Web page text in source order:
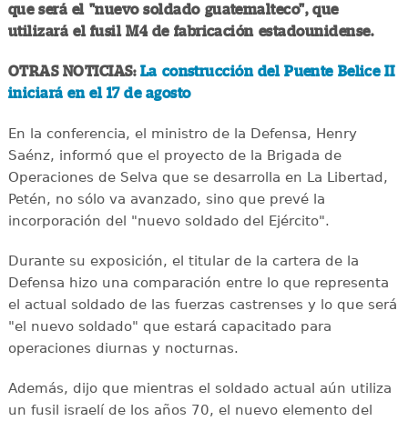
que será el "nuevo soldado guatemalteco", que
utilizará el fusil M4 de fabricación estadounidense.
OTRAS NOTICIAS:La construcción del Puente Belice II
iniciará en el 17 de agosto
En la conferencia, el ministro de la Defensa, Henry
Saénz, informó que el proyecto de la Brigada de
Operaciones de Selva que se desarrolla en La Libertad,
Petén, no sólo va avanzado, sino que prevé la
incorporación del "nuevo soldado del Ejército".
Durante su exposición, el titular de la cartera de la
Defensa hizo una comparación entre lo que representa
el actual soldado de las fuerzas castrenses y lo que será
"el nuevo soldado" que estará capacitado para
operaciones diurnas y nocturnas.
Además, dijo que mientras el soldado actual aún utiliza
un fusil israelí de los años 70, el nuevo elemento del